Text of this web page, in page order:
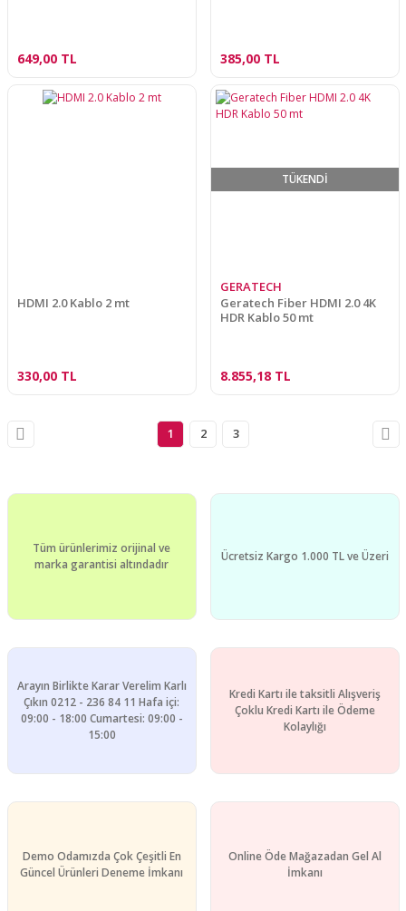
649,00 TL 385,00 TL
HDMI 2.0 Kablo 2 mt
330,00 TL
TÜKENDİ
GERATECH
Geratech Fiber HDMI 2.0 4K
HDR Kablo 50 mt
8.855,18 TL
1 2 3
Tüm ürünlerimiz orijinal ve
marka garantisi altındadır
Ücretsiz Kargo 1.000 TL ve Üzeri
Arayın Birlikte Karar Verelim Karlı
Çıkın 0212 - 236 84 11 Hafa içi:
09:00 - 18:00 Cumartesi: 09:00 -
15:00
Kredi Kartı ile taksitli Alışveriş
Çoklu Kredi Kartı ile Ödeme
Kolaylığı
Demo Odamızda Çok Çeşitli En
Güncel Ürünleri Deneme İmkanı
Online Öde Mağazadan Gel Al
İmkanı